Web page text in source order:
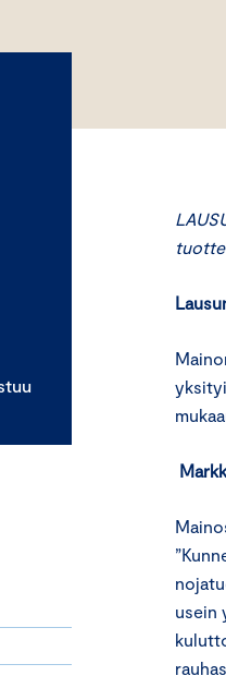
usein